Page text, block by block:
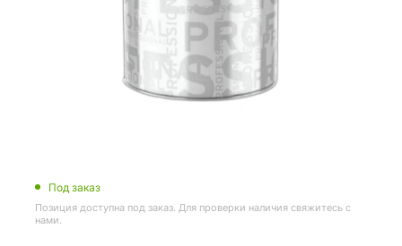
Под заказ
Позиция доступна под заказ. Для проверки наличия свяжитесь с
нами.